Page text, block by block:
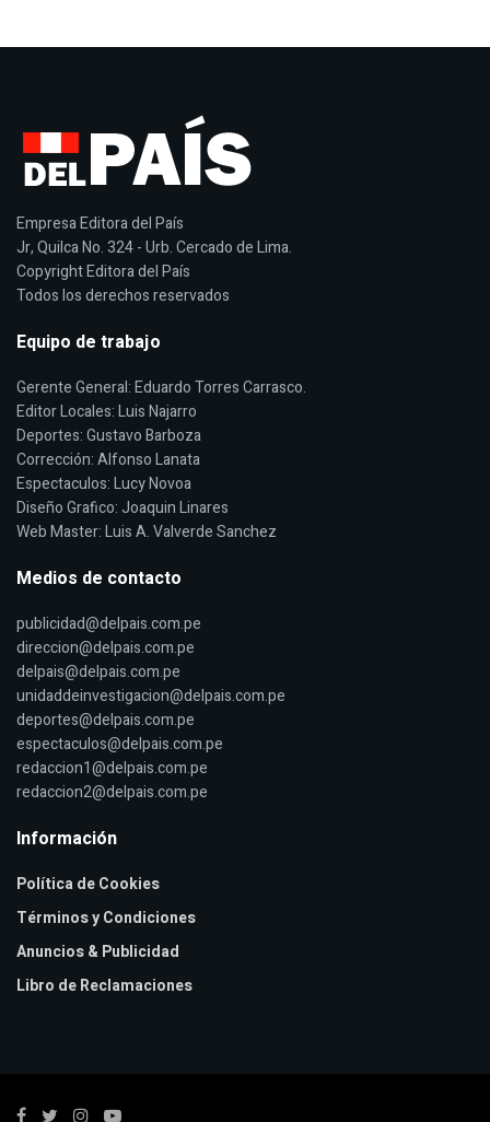
Empresa Editora del País
Jr, Quilca No. 324 - Urb. Cercado de Lima.
Copyright Editora del País
Todos los derechos reservados
Equipo de trabajo
Gerente General: Eduardo Torres Carrasco.
Editor Locales: Luis Najarro
Deportes: Gustavo Barboza
Corrección: Alfonso Lanata
Espectaculos: Lucy Novoa
Diseño Grafico: Joaquin Linares
Web Master: Luis A. Valverde Sanchez
Medios de contacto
publicidad@delpais.com.pe
direccion@delpais.com.pe
delpais@delpais.com.pe
unidaddeinvestigacion@delpais.com.pe
deportes@delpais.com.pe
espectaculos@delpais.com.pe
redaccion1@delpais.com.pe
redaccion2@delpais.com.pe
Información
Política de Cookies
Términos y Condiciones
Anuncios & Publicidad
Libro de Reclamaciones